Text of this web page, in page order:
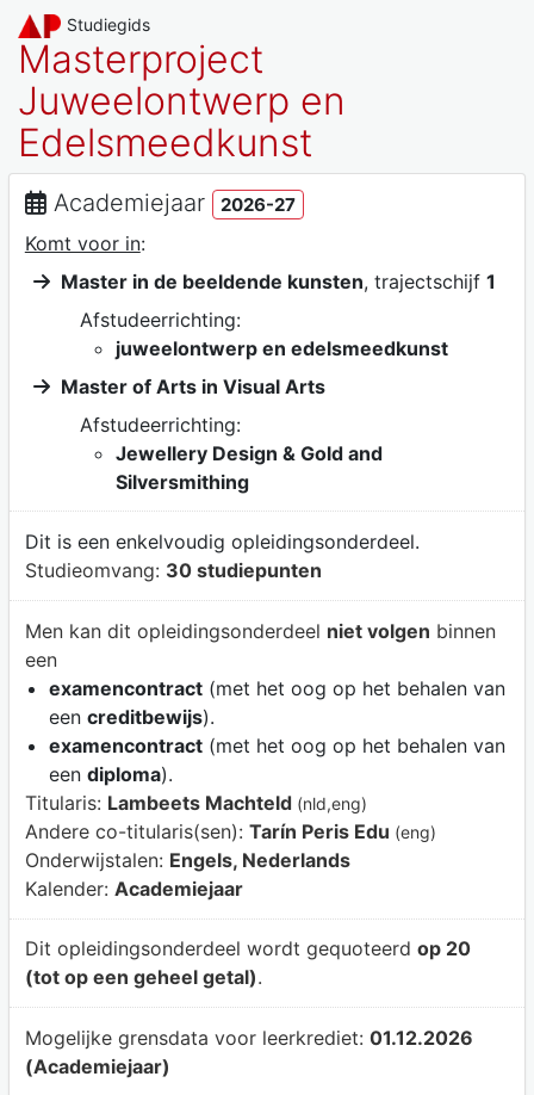
Studiegids
Masterproject
Juweelontwerp en
Edelsmeedkunst
Academiejaar 2026-27
Komt voor in:
Master in de beeldende kunsten, trajectschijf 1
Afstudeerrichting:
juweelontwerp en edelsmeedkunst
Master of Arts in Visual Arts
Afstudeerrichting:
Jewellery Design & Gold and
Silversmithing
Dit is een enkelvoudig opleidingsonderdeel.
Studieomvang: 30 studiepunten
Men kan dit opleidingsonderdeel niet volgen binnen
een
examencontract(met het oog op het behalen van
een creditbewijs).
examencontract(met het oog op het behalen van
een diploma).
Titularis: Lambeets Machteld (nld,eng)
Andere co-titularis(sen): Tarín Peris Edu (eng)
Onderwijstalen: Engels, Nederlands
Kalender: Academiejaar
Dit opleidingsonderdeel wordt gequoteerd op 20
(tot op een geheel getal).
Mogelijke grensdata voor leerkrediet: 01.12.2026
(Academiejaar)